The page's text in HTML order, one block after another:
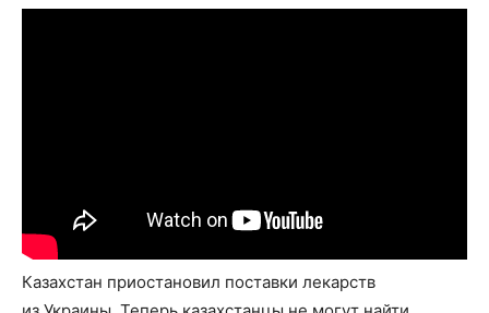
Казахстан приостановил поставки лекарств